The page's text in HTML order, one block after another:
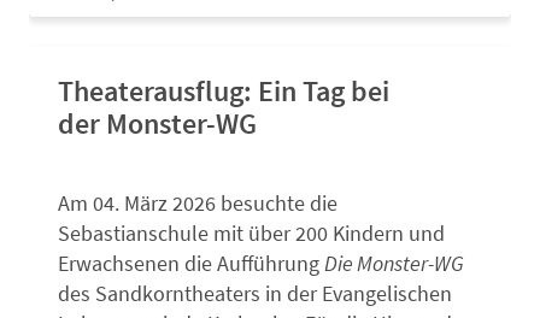
Theaterausflug: Ein Tag bei
der Monster-WG
Am 04. März 2026 besuchte die
Sebastianschule mit über 200 Kindern und
Erwachsenen die AufführungDie Monster-WG
des Sandkorntheaters in der Evangelischen